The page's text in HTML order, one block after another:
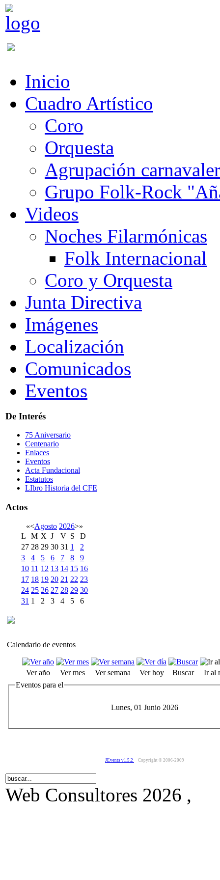
Inicio
Cuadro Artístico
Coro
Orquesta
Agrupación
Grupo Folk-Rock
Videos
Noches Filarmónicas
Folk Internacional
Coro y Orquesta
Junta Directiva
Imágenes
Localización
Comunicados
Eventos
De Interés
75 Aniversario
Centenario
Enlaces
Eventos
Acta Fundacional
Estatutos
LIbro Historia del CFE
Actos
«<Agosto 2026>»
L
M X J V S
D
27 28 29 30 31 1
2
3
4 5 6 7 8
9
10 11 12 13 14 15 16
17 18 19 20 21 22 23
24 25 26 27 28 29 30
31 1 2 3 4 5 6
Calendario de eventos
Ver año Ver mes Ver semana Ver hoy Buscar
Ir al
Eventos para el
Lunes, 01 Junio 2026
JEvents v1.5.2 Copyright © 2006-2009
Web Consultores 2026 ,